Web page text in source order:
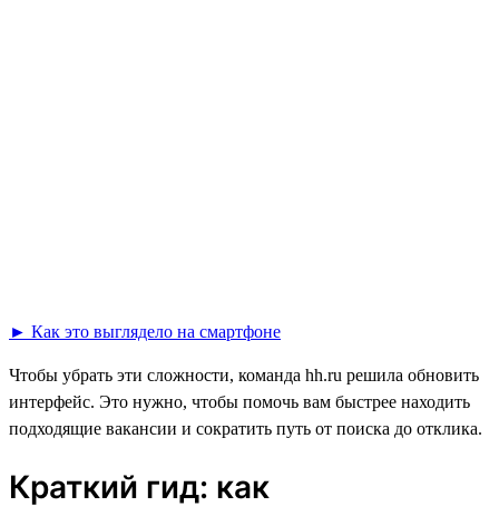
► Как это выглядело на смартфоне
Чтобы убрать эти сложности, команда hh.ru решила обновить
интерфейс. Это нужно, чтобы помочь вам быстрее находить
подходящие вакансии и сократить путь от поиска до отклика.
Краткий гид: как